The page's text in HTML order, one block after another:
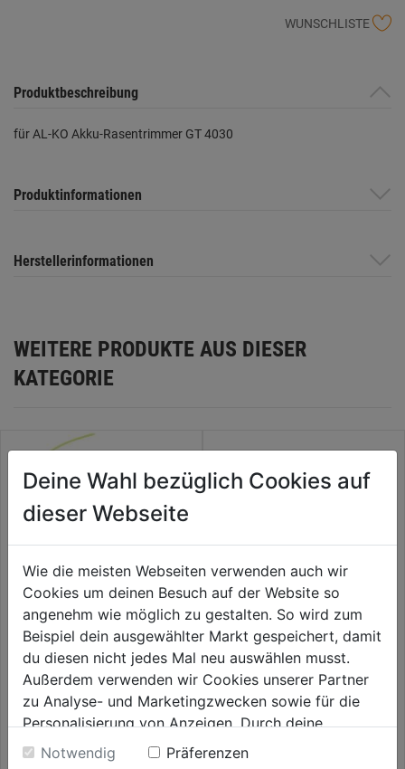
WUNSCHLISTE
Produktbeschreibung
für AL-KO Akku-Rasentrimmer GT 4030
Produktinformationen
Herstellerinformationen
WEITERE PRODUKTE AUS DIESER
KATEGORIE
Ersatzfadenspule f. GT 100 E
0.0
von14,59€
Ersatzfadenspule
0.0
von
14,59€
Deine Wahl bezüglich Cookies auf
dieser Webseite
Wie die meisten Webseiten verwenden auch wir
Cookies um deinen Besuch auf der Website so
angenehm wie möglich zu gestalten. So wird zum
Beispiel dein ausgewählter Markt gespeichert, damit
du diesen nicht jedes Mal neu auswählen musst.
Außerdem verwenden wir Cookies unserer Partner
zu Analyse- und Marketingzwecken sowie für die
Personalisierung von Anzeigen. Durch deine
Einwilligung werden die Daten von Drittanbieter,
Notwendig
Präferenzen